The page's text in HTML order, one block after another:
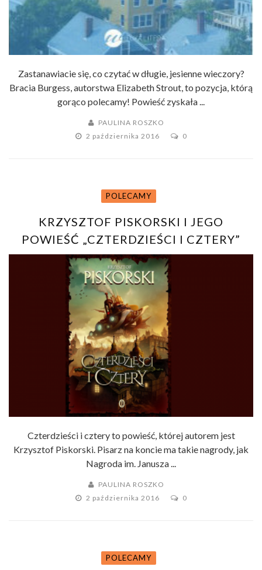
Zastanawiacie się, co czytać w długie, jesienne wieczory?
Bracia Burgess, autorstwa Elizabeth Strout, to pozycja, którą
gorąco polecamy! Powieść zyskała ...
PAULINA ROSZKO
2 października 2016
0
POLECAMY
KRZYSZTOF PISKORSKI I JEGO
POWIEŚĆ „CZTERDZIEŚCI I CZTERY”
Czterdzieści i cztery to powieść, której autorem jest
Krzysztof Piskorski. Pisarz na koncie ma takie nagrody, jak
Nagroda im. Janusza ...
PAULINA ROSZKO
2 października 2016
0
POLECAMY